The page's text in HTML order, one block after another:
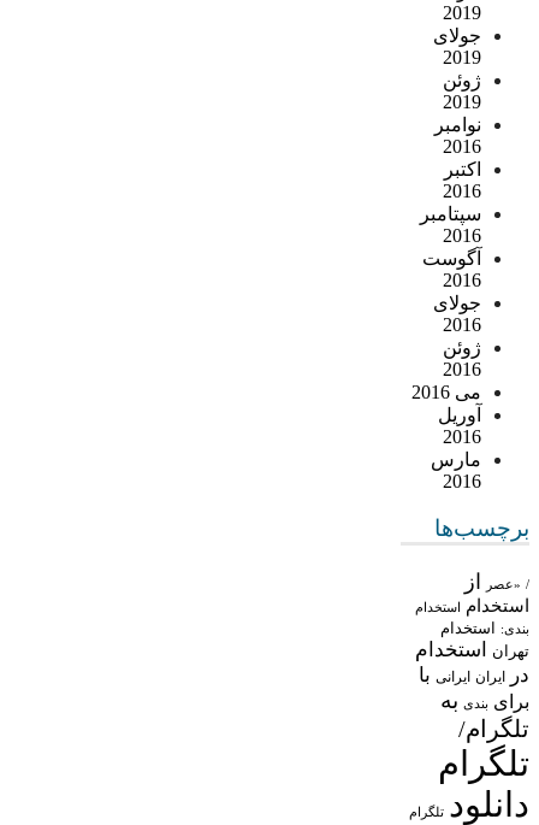
2019
جولای
2019
ژوئن
2019
نوامبر
2016
اکتبر
2016
سپتامبر
2016
آگوست
2016
جولای
2016
ژوئن
2016
می 2016
آوریل
2016
مارس
2016
برچسب‌ها
/ «عصر از
استخدام استخدام
بندی: استخدام
تهران
استخدام
در
ایران ایرانی با
برای بندی به
تلگرام/
تلگرام
دانلود تلگرام